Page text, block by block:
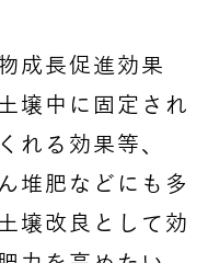
成長促進効果
壌中に固定され
れる効果等、
堆肥などにも多
壌改良として効